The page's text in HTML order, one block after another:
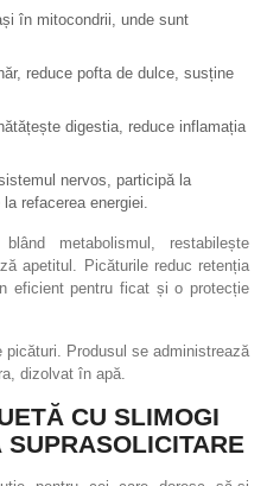
în mitocondrii, unde sunt
reduce pofta de dulce, susține
digestia, reduce inflamația
nervos, participă la
refacerea energiei.
metabolismul, restabilește
apetitul. Picăturile reduc retenția
eficient pentru ficat și o protecție
Produsul se administrează
dizolvat în apă.
CU SLIMOGI